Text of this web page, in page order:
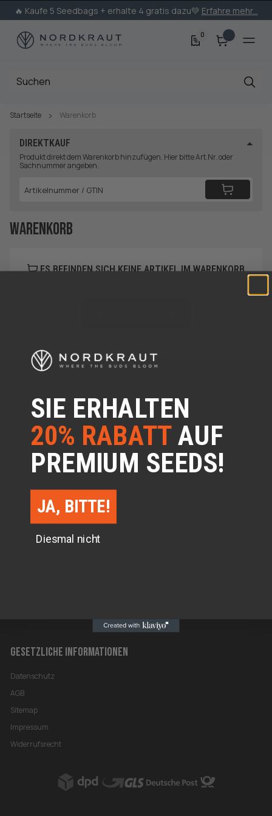
🔥 Kaufe 5 Seedbags + erhalte 4 gratis dazu💚 Erfahre mehr...
0
Startseite Warenkorb
DIREKTKAUF
Produkt direkt dem Warenkorb hinzufügen. Hier bitte Art.Nr. oder
Sachnummer angeben.
Warenkorb
ES BEFINDEN SICH KEINE ARTIKEL IM WARENKORB.
KONTAKT
Nordkraut
Atlasstraße 3
27777 Ganderkesee
E-Mail:info@nordkraut.eu
INFORMATIONEN
Affiliate Programm
GESETZLICHE INFORMATIONEN
Datenschutz
AGB
Sitemap
Impressum
Widerrufsrecht
SIE ERHALTEN
20% RABATTAUF
PREMIUM SEEDS!
JA, BITTE!
Diesmal nicht